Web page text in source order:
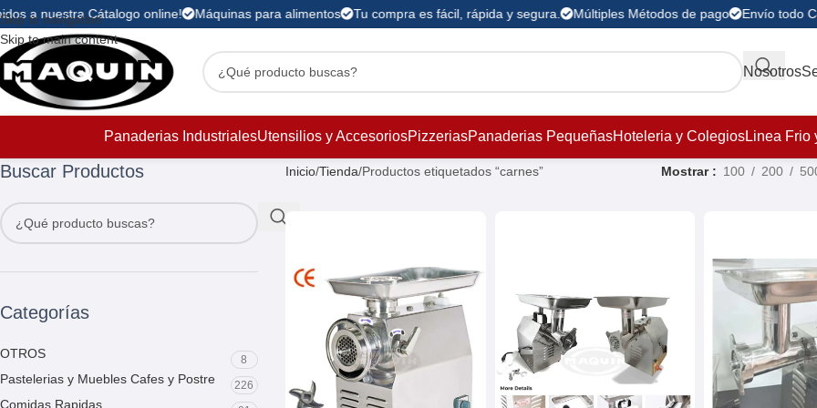
Skip to navigation
Skip to main content
a nuestra Cátalogo online! Máquinas para alimentos Tu compra es fácil, rápida y segura. Múltiples Métodos de pago Envío todo
Nosotros
Panaderias IndustrialesUtensilios y AccesoriosPizzeriasPanaderias PequeñasHoteleria y ColegiosLinea Frio
Buscar Productos
Categorías
OTROS 8
Pastelerias y Muebles Cafes y Postre 226
Comidas Rapidas
Inicio Tienda Productos etiquetados “carnes” Mostrar 100 200